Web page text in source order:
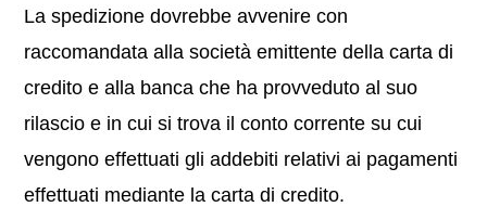
La spedizione dovrebbe avvenire con
raccomandata alla società emittente della carta di
credito e alla banca che ha provveduto al suo
rilascio e in cui si trova il conto corrente su cui
vengono effettuati gli addebiti relativi ai pagamenti
effettuati mediante la carta di credito.